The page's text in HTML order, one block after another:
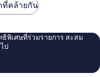
ที่คล้ายกัน
พิเศษที่ร่วมรายการ สะสม
ป